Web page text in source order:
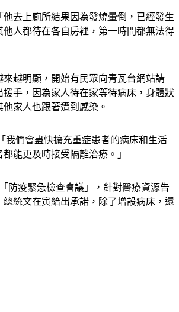
他去上廁所結果因為發燒暈倒，已經發生
他人都待在各自房裡，第一時間都無法得
來越明顯，開始有民眾向青瓦台網站請
援手，因為家人待在家等待病床，身體狀
家人也跟著遭到感染。
我們會盡快擴充重症患者的病床和生活
能更及時接受隔離治療。」
防疫緊急檢查會議」，針對醫療資源告
總統文在寅給出承諾，除了增設病床，還